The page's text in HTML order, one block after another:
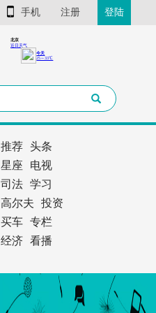
手机 注册 登陆
推荐
头条
星座
电视
司法
学习
高尔夫
投资
买车
专栏
经济 看播